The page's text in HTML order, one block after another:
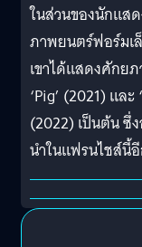
ในส่วนของนักแส
ภาพยนตร์ฟอร์มเ
เขาได้แสดงศักย
‘Pig’ (2021) แล
(2022) เป็นต้น ซึ่
นำในแฟรนไชส์นี้